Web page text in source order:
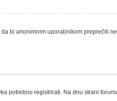
bi anonimnim uporabnikom preprečili
potrebno registrirati. Na dnu strani